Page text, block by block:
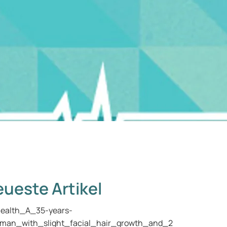
Artikel